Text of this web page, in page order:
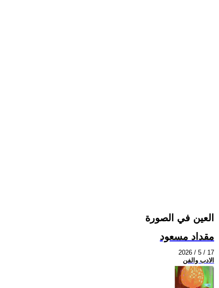
العين في الصورة
مقداد مسعود
2026 / 5 / 17
الادب والفن